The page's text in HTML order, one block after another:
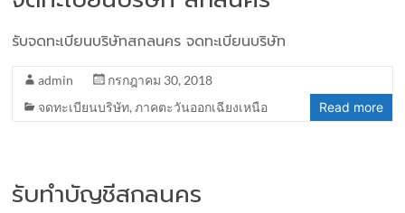
รับจดทะเบียนบริษัทสกลนคร จดทะเบียนบริษัท
admin
กรกฎาคม 30, 2018
จดทะเบียนบริษัท,ภาคตะวันออกเฉียงเหนือ Read more
รับทำบัญชีสกลนคร